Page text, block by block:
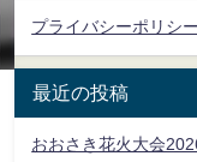
プライバシーポリシー
最近の投稿
おおさき花火大会